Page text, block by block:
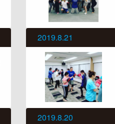
2019.8.21
2019.8.20